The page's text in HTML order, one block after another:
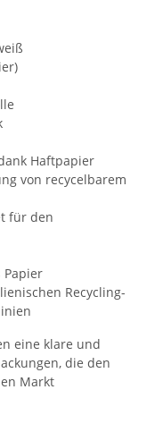
Haftpapier
von recycelbarem
für den
Papier
Recycling-
eine klare und
die den
Markt